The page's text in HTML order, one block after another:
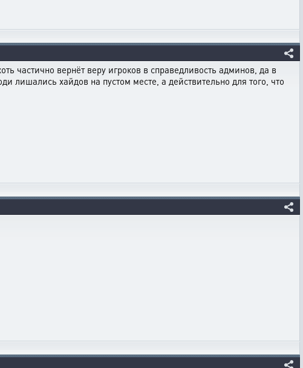
частично вернёт веру игроков в справедливость админов, да в
лишались хайдов на пустом месте, а действительно для того, что